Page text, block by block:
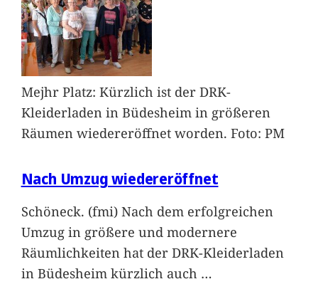
Mejhr Platz: Kürzlich ist der DRK-
Kleiderladen in Büdesheim in größeren
Räumen wiedereröffnet worden. Foto: PM
Nach Umzug wiedereröffnet
Schöneck. (fmi) Nach dem erfolgreichen
Umzug in größere und modernere
Räumlichkeiten hat der DRK-Kleiderladen
in Büdesheim kürzlich auch …